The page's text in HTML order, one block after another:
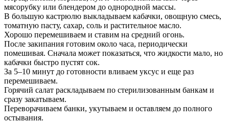
мясорубку или блендером до однородной массы.
В большую кастрюлю выкладываем кабачки, овощную смесь,
томатную пасту, сахар, соль и растительное масло.
Хорошо перемешиваем и ставим на средний огонь.
После закипания готовим около часа, периодически
помешивая. Сначала может показаться, что жидкости мало, но
кабачки быстро пустят сок.
За 5–10 минут до готовности вливаем уксус и еще раз
перемешиваем.
Горячий салат раскладываем по стерилизованным банкам и
сразу закатываем.
Переворачиваем банки, укутываем и оставляем до полного
остывания.